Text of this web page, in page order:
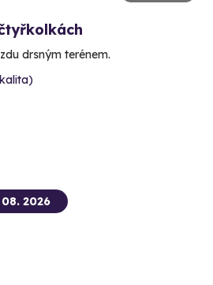
drsným terénem.
2026